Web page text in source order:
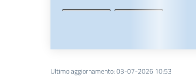
Ultimo aggiornamento:03-07-2026 10:53